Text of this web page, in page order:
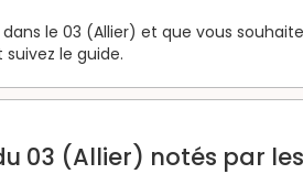
le 03 (Allier) et que vous
le guide.
03 (Allier) notés par